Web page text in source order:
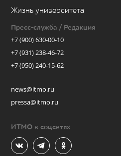
Жизнь университета
Пресс-служба / Редакция
+7 (900) 630-00-10
+7 (931) 238-46-72
+7 (950) 240-15-62
news@itmo.ru
pressa@itmo.ru
ИТМО в соцсетях